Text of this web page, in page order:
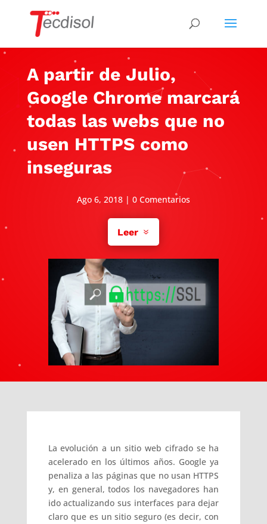
A partir de Julio,
Google Chrome marcará
todas las webs que no
usen HTTPS como
inseguras
Ago 6, 2018| 0 Comentarios
Leer
La evolución a un sitio web cifrado se ha
acelerado en los últimos años. Google ya
penaliza a las páginas que no usan HTTPS
y, en general, todos los navegadores han
ido actualizando sus interfaces para dejar
claro que es un sitio seguro (es decir, con